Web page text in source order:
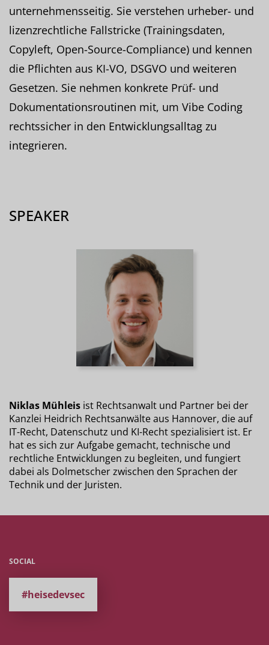
unternehmensseitig. Sie verstehen urheber- und
lizenzrechtliche Fallstricke (Trainingsdaten,
Copyleft, Open-Source-Compliance) und kennen
die Pflichten aus KI-VO, DSGVO und weiteren
Gesetzen. Sie nehmen konkrete Prüf- und
Dokumentationsroutinen mit, um Vibe Coding
rechtssicher in den Entwicklungsalltag zu
integrieren.
SPEAKER
Niklas Mühleis ist Rechtsanwalt und Partner bei der
Kanzlei Heidrich Rechtsanwälte aus Hannover, die auf
IT-Recht, Datenschutz und KI-Recht spezialisiert ist. Er
hat es sich zur Aufgabe gemacht, technische und
rechtliche Entwicklungen zu begleiten, und fungiert
dabei als Dolmetscher zwischen den Sprachen der
Technik und der Juristen.
SOCIAL
#heisedevsec